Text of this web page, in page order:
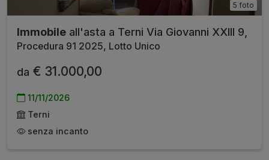
5 foto
Immobile all'asta a Terni Via Giovanni XXIII 9,
Procedura 91 2025, Lotto Unico
da € 31.000,00
11/11/2026
Terni
senza incanto